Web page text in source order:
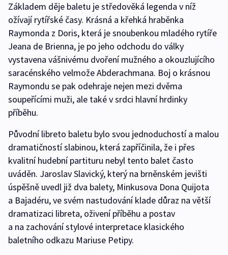
Základem děje baletu je středověká legenda v níž
ožívají rytířské časy. Krásná a křehká hraběnka
Raymonda z Doris, která je snoubenkou mladého rytíře
Jeana de Brienna, je po jeho odchodu do války
vystavena vášnivému dvoření mužného a okouzlujícího
saracénského velmože Abderachmana. Boj o krásnou
Raymondu se pak odehraje nejen mezi dvěma
soupeřícími muži, ale také v srdci hlavní hrdinky
příběhu.
Původní libreto baletu bylo svou jednoduchostí a malou
dramatičností slabinou, která zapříčinila, že i přes
kvalitní hudební partituru nebyl tento balet často
uváděn. Jaroslav Slavický, který na brněnském jevišti
úspěšně uvedl již dva balety, Minkusova Dona Quijota
a Bajadéru, ve svém nastudování klade důraz na větší
dramatizaci libreta, oživení příběhu a postav
a na zachování stylové interpretace klasického
baletního odkazu Mariuse Petipy.